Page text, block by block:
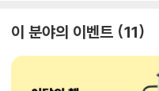
이 분야의 이벤트 11